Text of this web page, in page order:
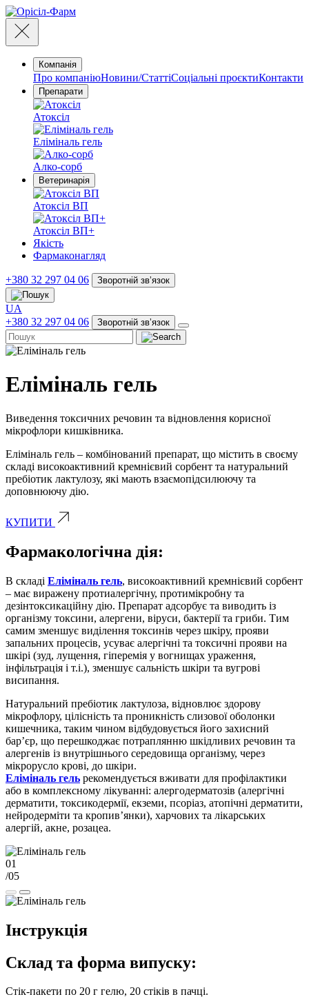
Компанія
Про компаніюНовини/СтаттіСоціальні проєктиКонтакти
Препарати
Атоксіл
Еліміналь гель
Алко-сорб
Ветеринарія
Атоксіл ВП
Атоксіл ВП+
Якість
Фармаконагляд
+380 32 297 04 06 Зворотній звʼязок
UA
+380 32 297 04 06
Зворотній звʼязок
Еліміналь гель
Виведення токсичних речовин та відновлення корисної
мікрофлори кишківника.
Еліміналь гель – комбінований препарат, що містить в своєму
складі високоактивний кремнієвий сорбент та натуральний
пребіотик лактулозу, які мають взаємопідсилюючу та
доповнюючу дію.
КУПИТИ
Фармакологічна дія:
В складі Еліміналь гель, високоактивний кремнієвий сорбент
– має виражену протиалергічну, протимікробну та
дезінтоксикаційну дію. Препарат адсорбує та виводить із
організму токсини, алергени, віруси, бактерії та гриби. Тим
самим зменшує виділення токсинів через шкіру, прояви
запальних процесів, усуває алергічні та токсичні прояви на
шкірі (зуд, лущення, гіперемія у вогнищах ураження,
інфільтрація і т.і.), зменшує сальність шкіри та вугрові
висипання.
Натуральний пребіотик лактулоза, відновлює здорову
мікрофлору, цілісність та проникність слизової оболонки
кишечника, таким чином відбудовується його захисний
бар’єр, що перешкоджає потраплянню шкідливих речовин та
алергенів із внутрішнього середовища організму, через
мікрорусло крові, до шкіри.
Еліміналь гель рекомендується вживати для профілактики
або в комплексному лікуванні: алергодерматозів (алергічні
дерматити, токсикодермії, екземи, псоріаз, атопічні дерматити,
нейродерміти та кропив’янки), харчових та лікарських
алергій, акне, розацеа.
01
/05
Інструкція
Склад та форма випуску:
Стік-пакети по 20 г гелю, 20 стіків в пачці.